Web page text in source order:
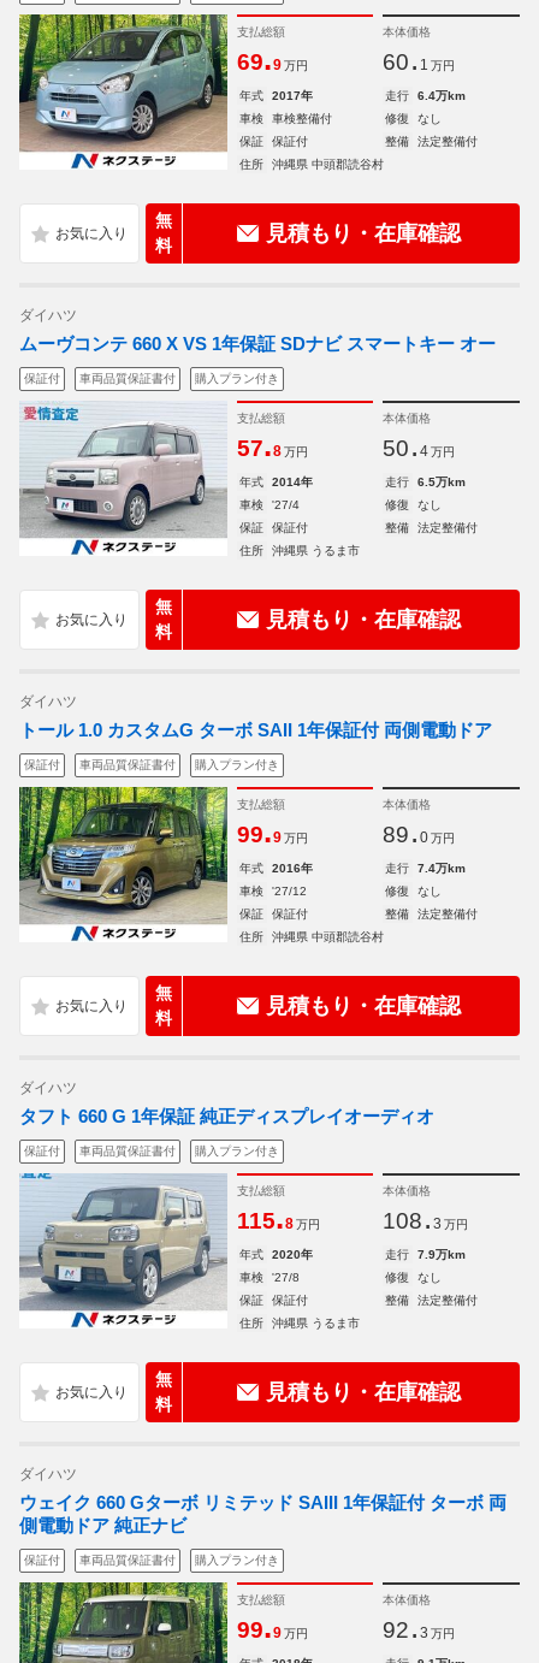
支払総額
69.9 万円
本体価格
60. 1 万円
年式 2017年 走行
6.4万km
車検
車検整備付 修復
なし
保証
保証付 整備
法定整備付
住所
沖縄県 中頭郡読谷村
無
料
見積もり・在庫確認
ダイハツ
ムーヴコンテ 660 X VS 1年保証 SDナビ スマートキー オー
保証付 車両品質保証書付 購入プラン付き
支払総額
57.8 万円
本体価格
50. 4 万円
年式 2014年 走行
6.5万km
車検
'27/4 修復
なし
保証
保証付 整備
法定整備付
住所
沖縄県 うるま市
無
料
見積もり・在庫確認
ダイハツ
トール 1.0 カスタムG ターボ SAII 1年保証付 両側電動ドア
保証付 車両品質保証書付 購入プラン付き
支払総額
99.9 万円
本体価格
89. 0 万円
年式 2016年 走行
7.4万km
車検
'27/12 修復
なし
保証
保証付 整備
法定整備付
住所
沖縄県 中頭郡読谷村
無
料
見積もり・在庫確認
ダイハツ
タフト 660 G 1年保証 純正ディスプレイオーディオ
保証付 車両品質保証書付 購入プラン付き
支払総額
115.8 万円
本体価格
108. 3 万円
年式 2020年 走行
7.9万km
車検
'27/8 修復
なし
保証
保証付 整備
法定整備付
住所
沖縄県 うるま市
無
料
見積もり・在庫確認
ダイハツ
ウェイク 660 Gターボ リミテッド SAIII 1年保証付 ターボ 両
側電動ドア 純正ナビ
保証付 車両品質保証書付 購入プラン付き
支払総額
99.9 万円
本体価格
92. 3 万円